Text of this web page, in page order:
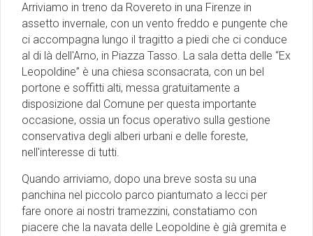
Arriviamo in treno da Rovereto in una Firenze in
assetto invernale, con un vento freddo e pungente che
ci accompagna lungo il tragitto a piedi che ci conduce
al di là dell'Arno, in Piazza Tasso. La sala detta delle “Ex
Leopoldine” è una chiesa sconsacrata, con un bel
portone e soffitti alti, messa gratuitamente a
disposizione dal Comune per questa importante
occasione, ossia un focus operativo sulla gestione
conservativa degli alberi urbani e delle foreste,
nell'interesse di tutti.
Quando arriviamo, dopo una breve sosta su una
panchina nel piccolo parco piantumato a lecci per
fare onore ai nostri tramezzini, constatiamo con
piacere che la navata delle Leopoldine è già gremita e